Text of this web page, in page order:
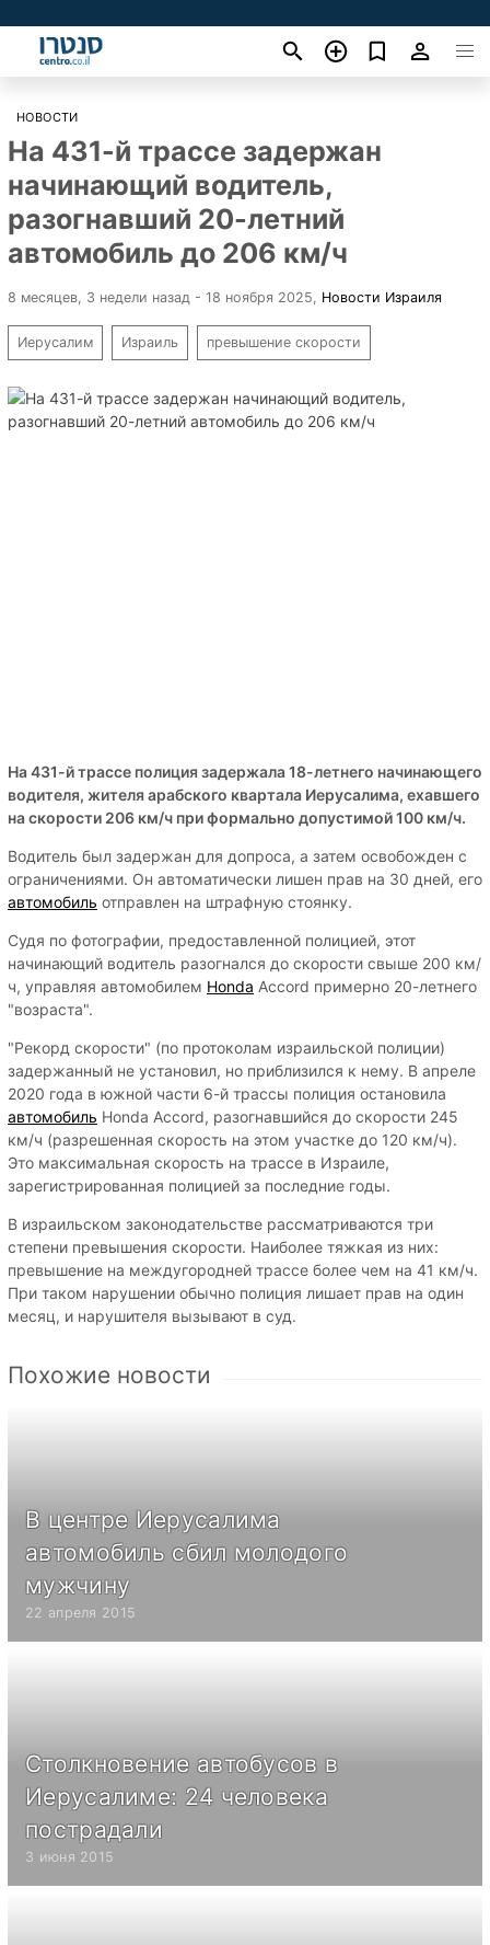
НОВОСТИ
На 431-й трассе задержан
начинающий водитель,
разогнавший 20-летний
автомобиль до 206 км/ч
8 месяцев, 3 недели назад - 18 ноября 2025 Новости Израиля
Иерусалим Израиль превышение скорости
На 431-й трассе полиция задержала 18-летнего начинающего
водителя, жителя арабского квартала Иерусалима, ехавшего
на скорости 206 км/ч при формально допустимой 100 км/ч.
Водитель был задержан для допроса, а затем освобожден с
ограничениями. Он автоматически лишен прав на 30 дней, его
автомобиль отправлен на штрафную стоянку.
Судя по фотографии, предоставленной полицией, этот
начинающий водитель разогнался до скорости свыше 200 км/
ч, управляя автомобилем Honda Accord примерно 20-летнего
"возраста".
"Рекорд скорости" (по протоколам израильской полиции)
задержанный не установил, но приблизился к нему. В апреле
2020 года в южной части 6-й трассы полиция остановила
автомобиль Honda Accord, разогнавшийся до скорости 245
км/ч (разрешенная скорость на этом участке до 120 км/ч).
Это максимальная скорость на трассе в Израиле,
зарегистрированная полицией за последние годы.
В израильском законодательстве рассматриваются три
степени превышения скорости. Наиболее тяжкая из них:
превышение на междугородней трассе более чем на 41 км/ч.
При таком нарушении обычно полиция лишает прав на один
месяц, и нарушителя вызывают в суд.
Похожие новости
В центре Иерусалима
автомобиль сбил молодого
мужчину
22 апреля 2015
Столкновение автобусов в
Иерусалиме: 24 человека
пострадали
3 июня 2015